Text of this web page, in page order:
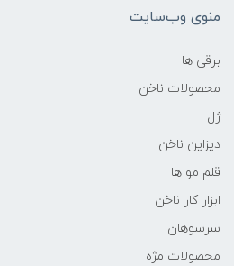
منوی وب‌سایت
برقی ها
محصولات ناخن
ژل
دیزاین ناخن
قلم مو ها
ابزار کار ناخن
سرسوهان
محصولات مژه